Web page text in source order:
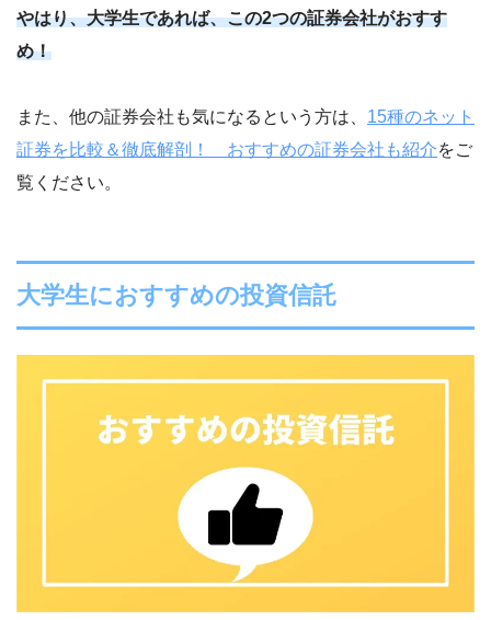
Pontaポイント
国内株 〇
債券 〇
IPO
〇
86社（2020年）
84社（2019年）
〇
28通貨ペア
使えるポイント
外国株
〇
IPO
〇
38社（2020年）
〇
26通貨ペア
〇
やはり、大学生であれば、この2つの証券会社がおすす
め！
また、他の証券会社も気になるという方は、 15種のネット
証券を比較＆徹底解剖！ おすすめの証券会社も紹介をご
覧ください。
大学生におすすめの投資信託